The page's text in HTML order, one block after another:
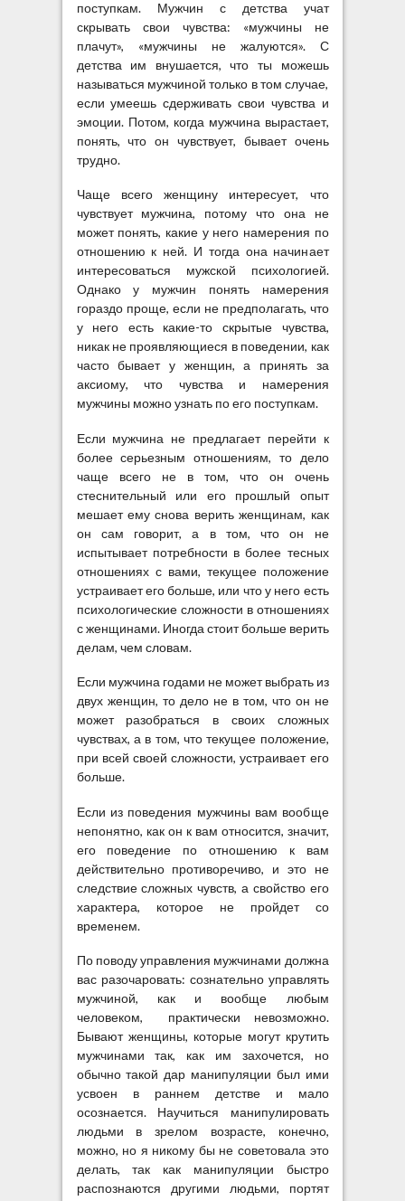
поступкам. Мужчин с детства учат
скрывать свои чувства: «мужчины не
плачут», «мужчины не жалуются». С
детства им внушается, что ты можешь
называться мужчиной только в том случае,
если умеешь сдерживать свои чувства и
эмоции. Потом, когда мужчина вырастает,
понять, что он чувствует, бывает очень
трудно.
Чаще всего женщину интересует, что
чувствует мужчина, потому что она не
может понять, какие у него намерения по
отношению к ней. И тогда она начинает
интересоваться мужской психологией.
Однако у мужчин понять намерения
гораздо проще, если не предполагать, что
у него есть какие-то скрытые чувства,
никак не проявляющиеся в поведении, как
часто бывает у женщин, а принять за
аксиому, что чувства и намерения
мужчины можно узнать по его поступкам.
Если мужчина не предлагает перейти к
более серьезным отношениям, то дело
чаще всего не в том, что он очень
стеснительный или его прошлый опыт
мешает ему снова верить женщинам, как
он сам говорит, а в том, что он не
испытывает потребности в более тесных
отношениях с вами, текущее положение
устраивает его больше, или что у него есть
психологические сложности в отношениях
с женщинами. Иногда стоит больше верить
делам, чем словам.
Если мужчина годами не может выбрать из
двух женщин, то дело не в том, что он не
может разобраться в своих сложных
чувствах, а в том, что текущее положение,
при всей своей сложности, устраивает его
больше.
Если из поведения мужчины вам вообще
непонятно, как он к вам относится, значит,
его поведение по отношению к вам
действительно противоречиво, и это не
следствие сложных чувств, а свойство его
характера, которое не пройдет со
временем.
По поводу управления мужчинами должна
вас разочаровать: сознательно управлять
мужчиной, как и вообще любым
человеком, практически невозможно.
Бывают женщины, которые могут крутить
мужчинами так, как им захочется, но
обычно такой дар манипуляции был ими
усвоен в раннем детстве и мало
осознается. Научиться манипулировать
людьми в зрелом возрасте, конечно,
можно, но я никому бы не советовала это
делать, так как манипуляции быстро
распознаются другими людьми, портят